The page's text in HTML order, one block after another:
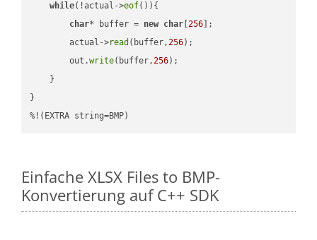
while(!actual->eof()){
char* buffer = new char [256 ];
        actual->
read (buffer,256);
        out.
write(buffer,256);
    }
}
%!(EXTRA string=BMP)
Einfache XLSX Files to BMP-
Konvertierung auf C++ SDK